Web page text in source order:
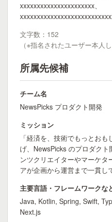
xxxxxxxxxxxxxxxxxxxxxx、
文字数：152
（※指名されたユーザー本人
所属先候補
チーム名
NewsPicks プロダクト開発
ミッション
「経済を、技術でもっとお
げ、NewsPicks のプロダク
ンツクリエイターやマーケ
アが企画から運営まで一貫し
主要言語・フレームワークな
Java, Kotlin, Spring, Swift,
Next.js